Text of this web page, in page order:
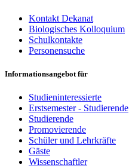
Kontakt Dekanat
Biologisches Kolloquium
Schulkontakte
Personensuche
Informationsangebot für
Studieninteressierte
Erstsemester - Studierende
Studierende
Promovierende
Schüler und Lehrkräfte
Gäste
Wissenschaftler